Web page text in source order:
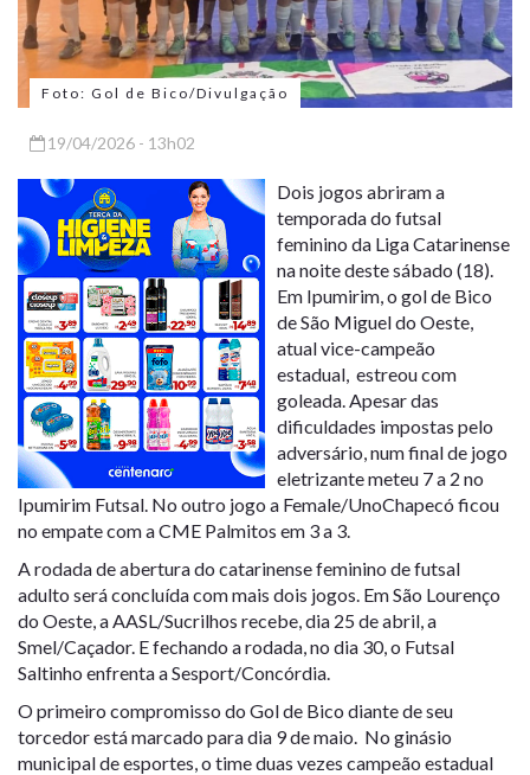
Foto: Gol de Bico/Divulgação
19/04/2026 - 13h02
Dois jogos abriram a
temporada do futsal
feminino da Liga Catarinense
na noite deste sábado (18).
Em Ipumirim, o gol de Bico
de São Miguel do Oeste,
atual vice-campeão
estadual, estreou com
goleada. Apesar das
dificuldades impostas pelo
adversário, num final de jogo
eletrizante meteu 7 a 2 no
Ipumirim Futsal. No outro jogo a Female/UnoChapecó ficou
no empate com a CME Palmitos em 3 a 3.
A rodada de abertura do catarinense feminino de futsal
adulto será concluída com mais dois jogos. Em São Lourenço
do Oeste, a AASL/Sucrilhos recebe, dia 25 de abril, a
Smel/Caçador. E fechando a rodada, no dia 30, o Futsal
Saltinho enfrenta a Sesport/Concórdia.
O primeiro compromisso do Gol de Bico diante de seu
torcedor está marcado para dia 9 de maio. No ginásio
municipal de esportes, o time duas vezes campeão estadual